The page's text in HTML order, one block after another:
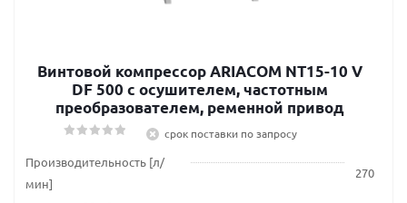
Винтовой компрессор ARIACOM NT15-10 V
DF 500 с осушителем, частотным
преобразователем, ременной привод
срок поставки по запросу
Производительность [л/
мин]
270